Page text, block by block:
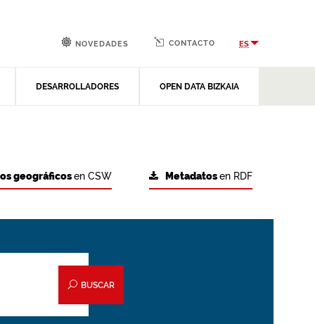
DESARROLLADORES OPEN DATA BIZKAIA
NOVEDADES CONTACTO ES
Metadatosen RDF
geográficosen CSW
BUSCAR